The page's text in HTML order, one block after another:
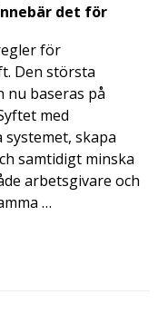
det för
för
Den största
baseras på
med
skapa
samtidigt minska
arbetsgivare och
…